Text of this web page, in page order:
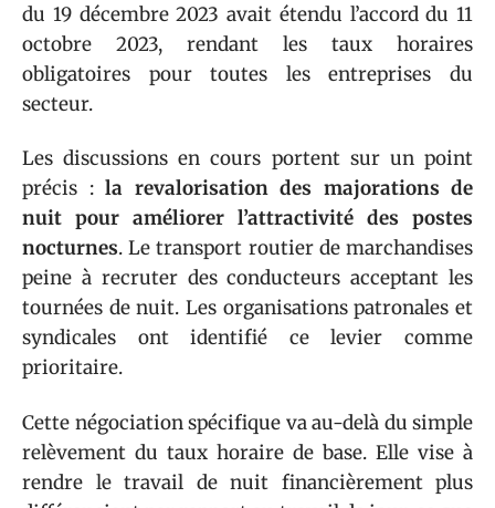
du 19 décembre 2023 avait étendu l’accord du 11
octobre 2023, rendant les taux horaires
obligatoires pour toutes les entreprises du
secteur.
Les discussions en cours portent sur un point
précis : la revalorisation des majorations de
nuit pour améliorer l’attractivité des postes
nocturnes. Le transport routier de marchandises
peine à recruter des conducteurs acceptant les
tournées de nuit. Les organisations patronales et
syndicales ont identifié ce levier comme
prioritaire.
Cette négociation spécifique va au-delà du simple
relèvement du taux horaire de base. Elle vise à
rendre le travail de nuit financièrement plus